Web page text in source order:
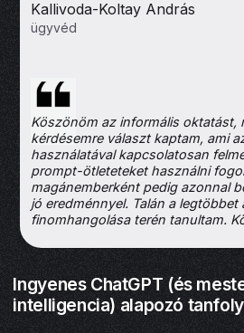
Kallivoda-Koltay András
ügyvéd
Köszönöm az informális oktatást,
kérdésemre választ kaptam, ami
használatával kapcsolatosan
prompt-ötleteteket használni
magánemberként pedig azonnal
jó eredménnyel. Talán a legtöbbet
finomhangolása terén tanultam.
Ingyenes ChatGPT (és
intelligencia) alapozó